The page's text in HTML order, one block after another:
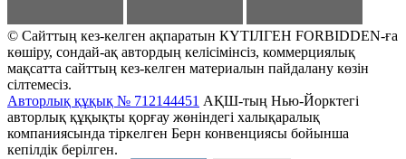
© Сайттың кез-келген ақпаратын КҮТІЛГЕН FORBIDDEN-ға
көшіру, сондай-ақ автордың келісімінсіз, коммерциялық
мақсатта сайттың кез-келген материалын пайдалану көзін
сілтемесіз.
Авторлық құқық № 712144451 АҚШ-тың Нью-Йорктегі
авторлық құқықты қорғау жөніндегі халықаралық
компаниясында тіркелген Берн конвенциясы бойынша
кепілдік берілген.